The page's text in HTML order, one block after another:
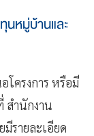
นหมู่บ้านและ
ครงการ หรือมี
สำนักงาน
รายละเอียด